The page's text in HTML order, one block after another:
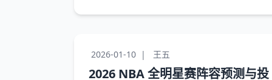
2026-01-10 | 王五
2026 NBA 全明星赛阵容预测与投